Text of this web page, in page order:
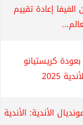
إعادة تقييم
كريستيانو
2025
الأندية: الأندية